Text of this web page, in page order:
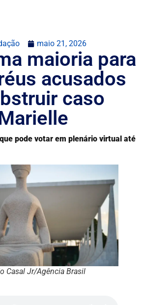
maio 21, 2026
maioria para
acusados
caso
pode votar em plenário virtual até
Casal Jr/Agência Brasil